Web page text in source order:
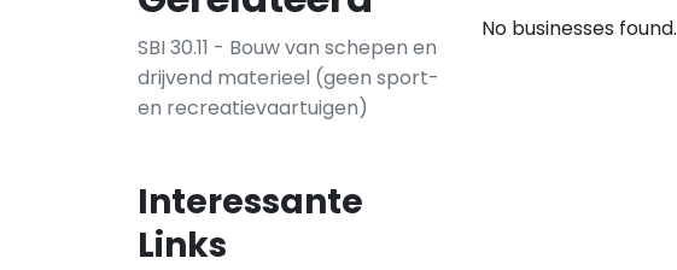
SBI 30.11 - Bouw van schepen en
drijvend materieel (geen sport-
en recreatievaartuigen)
Interessante
Links
No businesses found.